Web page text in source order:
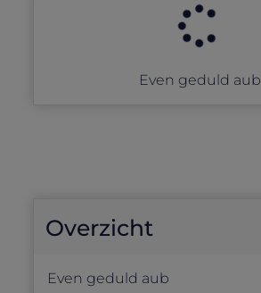
Even geduld aub
Overzicht
Even geduld aub